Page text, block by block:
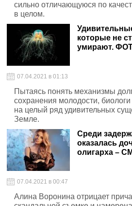
сильно отличающуюся по
в целом.
которые не
умирают.
07.04.2021 в 01:13
Пытаясь понять механизмы
сохранения молодости,
на целый ряд удивительных
Земле.
Среди
оказалась
олигарха –
07.04.2021 в 00:47
Алина Воронина отрицает